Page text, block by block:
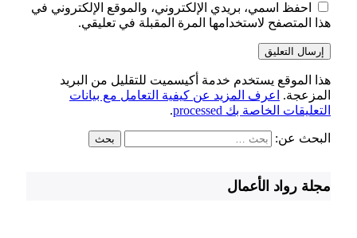
احفظ اسمي، بريدي الإلكتروني، والموقع الإلكتروني في
هذا المتصفح لاستخدامها المرة المقبلة في تعليقي.
هذا الموقع يستخدم خدمة أكيسميت للتقليل من البريد
المزعجة.
اعرف المزيد عن كيفية التعامل مع بيانات
التعليقات الخاصة بك processed
.
البحث عن:
مجلة رواد الأعمال